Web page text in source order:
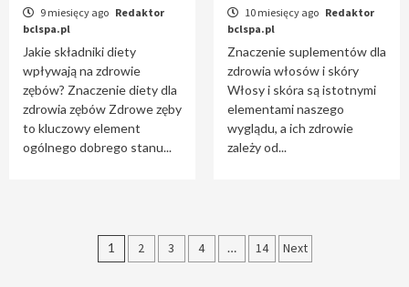
9 miesięcy ago Redaktor
bclspa.pl
Jakie składniki diety
wpływają na zdrowie
zębów? Znaczenie diety dla
zdrowia zębów Zdrowe zęby
to kluczowy element
ogólnego dobrego stanu...
10 miesięcy ago Redaktor
bclspa.pl
Znaczenie suplementów dla
zdrowia włosów i skóry
Włosy i skóra są istotnymi
elementami naszego
wyglądu, a ich zdrowie
zależy od...
Nawigacja
1 2 3 4 … 14 Next